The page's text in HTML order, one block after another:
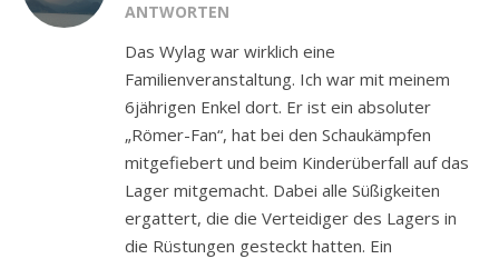
ANTWORTEN
Das Wylag war wirklich eine
Familienveranstaltung. Ich war mit meinem
6jährigen Enkel dort. Er ist ein absoluter
„Römer-Fan“, hat bei den Schaukämpfen
mitgefiebert und beim Kinderüberfall auf das
Lager mitgemacht. Dabei alle Süßigkeiten
ergattert, die die Verteidiger des Lagers in
die Rüstungen gesteckt hatten. Ein